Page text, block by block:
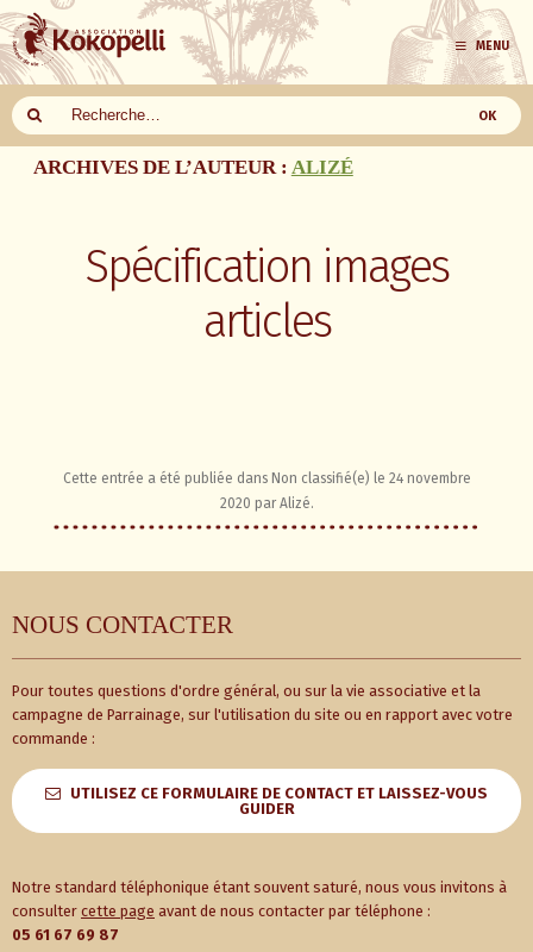
Aller
MENU
ARCHIVES DE L’AUTEUR : ALIZÉ
Spécification images
articles
Cette entrée a été publiée dans Non classifié(e) le 24 novembre
2020 par Alizé.
NOUS CONTACTER
Pour toutes questions d'ordre général, ou sur la vie associative et la
campagne de Parrainage, sur l'utilisation du site ou en rapport avec votre
commande :
UTILISEZ CE FORMULAIRE DE CONTACT ET LAISSEZ-VOUS
GUIDER
Notre standard téléphonique étant souvent saturé, nous vous invitons à
consulter cette page avant de nous contacter par téléphone :
05 61 67 69 87